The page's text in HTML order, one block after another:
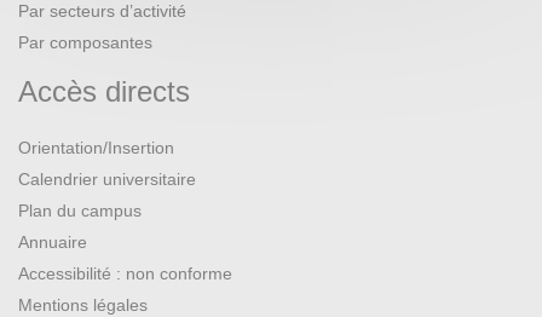
Par secteurs d’activité
Par composantes
Accès directs
Orientation/Insertion
Calendrier universitaire
Plan du campus
Annuaire
Accessibilité : non conforme
Mentions légales